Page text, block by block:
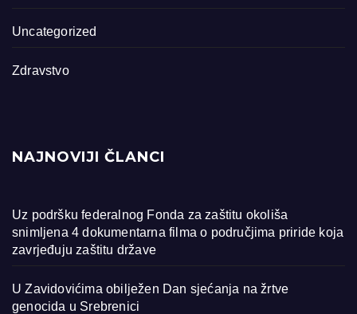
Uncategorized
Zdravstvo
NAJNOVIJI ČLANCI
Uz podršku federalnog Fonda za zaštitu okoliša
snimljena 4 dokumentarna filma o područjima priride koja
zavrjeđuju zaštitu države
U Zavidovićima obilježen Dan sjećanja na žrtve
genocida u Srebrenici